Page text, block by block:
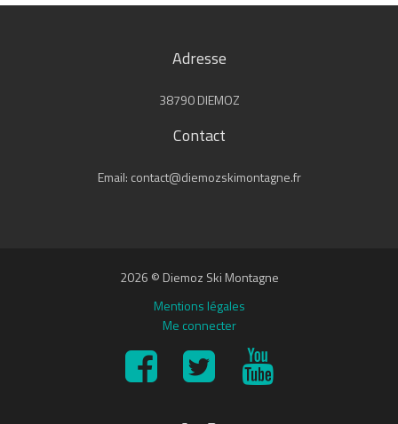
Adresse
38790 DIEMOZ
Contact
Email: contact@diemozskimontagne.fr
2026 © Diemoz Ski Montagne
Mentions légales
Me connecter